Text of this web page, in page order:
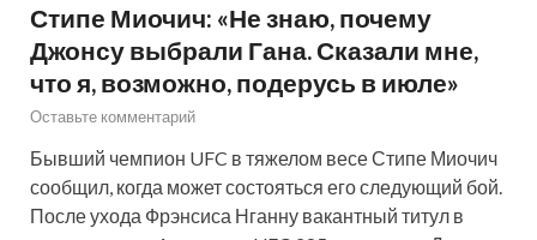
Стипе Миочич: «Не знаю, почему
Джонсу выбрали Гана. Сказали мне,
что я, возможно, подерусь в июле»
Оставьте комментарий
Бывший чемпион UFC в тяжелом весе Стипе Миочич
сообщил, когда может состояться его следующий бой.
После ухода Фрэнсиса Нганну вакантный титул в